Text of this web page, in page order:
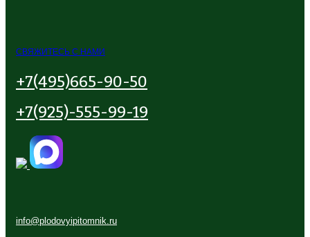
СВЯЖИТЕСЬ С НАМИ
+7(495)665-90-50
+7(925)-555-99-19
info@plodovyipitomnik.ru